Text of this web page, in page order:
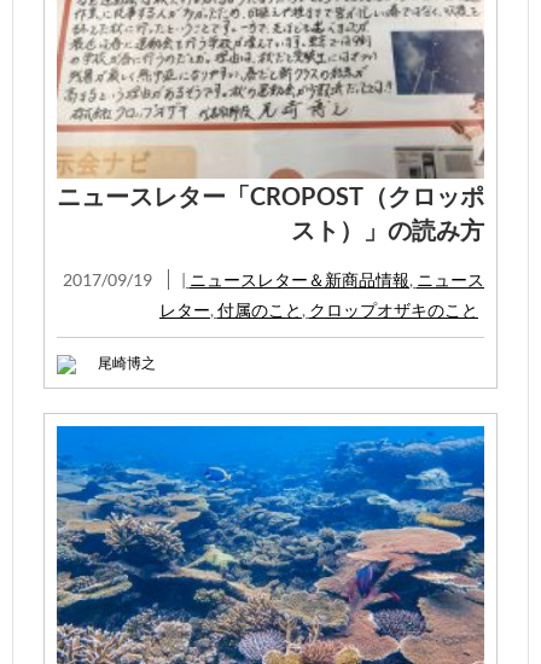
ニュースレター「CROPOST（クロッポ
スト）」の読み方
2017/09/19 | ニュースレター＆新商品情報, ニュース
レター, 付属のこと , クロップオザキのこと
尾崎博之